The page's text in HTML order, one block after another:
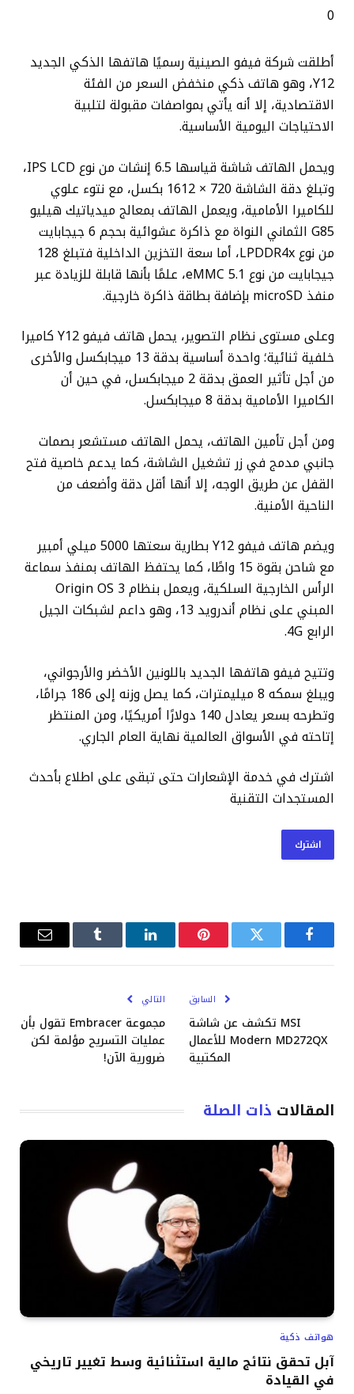
0
أطلقت شركة فيفو الصينية رسميًا هاتفها الذكي الجديد
Y12، وهو هاتف ذكي منخفض السعر من الفئة
الاقتصادية، إلا أنه يأتي بمواصفات مقبولة لتلبية
الاحتياجات اليومية الأساسية.
ويحمل الهاتف شاشة قياسها 6.5 إنشات من نوع IPS LCD،
وتبلغ دقة الشاشة 720 × 1612 بكسل، مع نتوء علوي
للكاميرا الأمامية، ويعمل الهاتف بمعالج ميدياتيك هيليو
G85 الثماني النواة مع ذاكرة عشوائية بحجم 6 جيجابايت
من نوع LPDDR4x، أما سعة التخزين الداخلية فتبلغ 128
جيجابايت من نوع eMMC 5.1، علمًا بأنها قابلة للزيادة عبر
منفذ microSD بإضافة بطاقة ذاكرة خارجية.
وعلى مستوى نظام التصوير، يحمل هاتف فيفو Y12 كاميرا
خلفية ثنائية؛ واحدة أساسية بدقة 13 ميجابكسل والأخرى
من أجل تأثير العمق بدقة 2 ميجابكسل، في حين أن
الكاميرا الأمامية بدقة 8 ميجابكسل.
ومن أجل تأمين الهاتف، يحمل الهاتف مستشعر بصمات
جانبي مدمج في زر تشغيل الشاشة، كما يدعم خاصية فتح
القفل عن طريق الوجه، إلا أنها أقل دقة وأضعف من
الناحية الأمنية.
ويضم هاتف فيفو Y12 بطارية سعتها 5000 ميلي أمبير
مع شاحن بقوة 15 واطًا، كما يحتفظ الهاتف بمنفذ سماعة
الرأس الخارجية السلكية، ويعمل بنظام Origin OS 3
المبني على نظام أندرويد 13، وهو داعم لشبكات الجيل
الرابع 4G.
وتتيح فيفو هاتفها الجديد باللونين الأخضر والأرجواني،
ويبلغ سمكه 8 ميليمترات، كما يصل وزنه إلى 186 جرامًا،
وتطرحه بسعر يعادل 140 دولارًا أمريكيًا، ومن المنتظر
إتاحته في الأسواق العالمية نهاية العام الجاري.
اشترك في خدمة الإشعارات حتى تبقى على اطلاع بأحدث
المستجدات التقنية
اشترك
فيسبوكتويتر بينتيريستلينكدإن Tumblrالبريد
السابق
MSI تكشف عن شاشة
Modern MD272QX للأعمال
المكتبية
التالي
مجموعة Embracer تقول بأن
عمليات التسريح مؤلمة لكن
ضرورية الآن!
المقالات ذات الصلة
هواتف ذكية
آبل تحقق نتائج مالية استثنائية وسط تغيير تاريخي
في القيادة